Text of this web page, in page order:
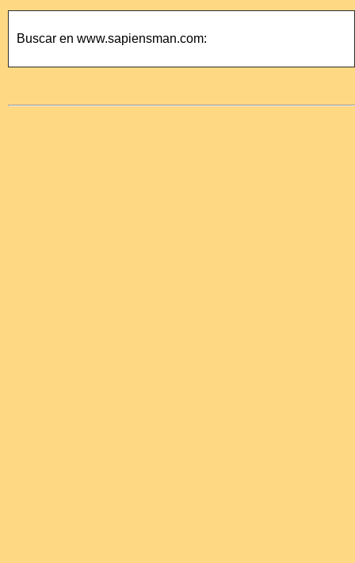
Buscar en www.sapiensman.com: